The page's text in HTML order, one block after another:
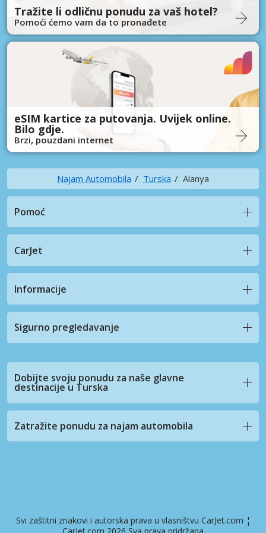
Tražite li odličnu ponudu za vaš hotel?
Pomoći ćemo vam da to pronađete
eSIM kartice za putovanja. Uvijek online.
Bilo gdje.
Brzi, pouzdani internet
Najam Automobila Turska Alanya
Pomoć
CarJet
Informacije
Sigurno pregledavanje
Dobijte svoju ponudu za naše glavne
destinacije u Turska
Zatražite ponudu za najam automobila
Svi zaštitni znakovi i autorska prava u vlasništvu CarJet.com ¦